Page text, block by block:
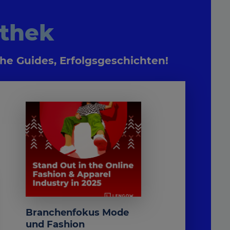
Guides, Erfolgsgeschichten!
Branchenfokus Mode
und Fashion